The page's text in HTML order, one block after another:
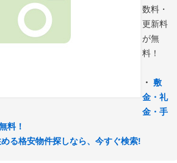
数料・
更新料
が無
料！
・ 敷
金・礼
金・手
料！
る格安物件探しなら、今すぐ検索!